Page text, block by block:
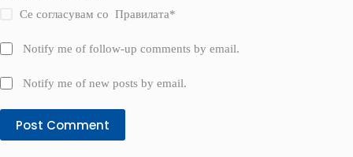
Се согласувам соПравилата*
Notify me of follow-up comments by email.
Notify me of new posts by email.
Post Comment